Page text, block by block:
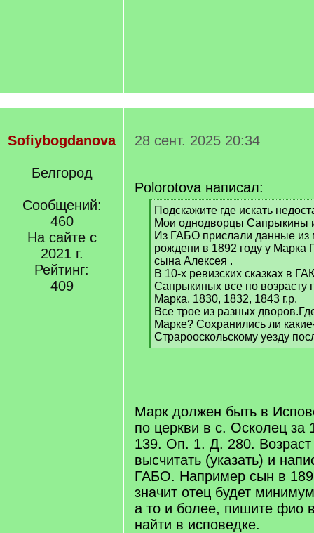
Sofiybogdanova
Белгород
Сообщений:
460
На сайте с
2021 г.
Рейтинг:
409
28 сент. 2025 20:34
Polorotova написал:
[
q
]
Подскажите где искать
Мои однодворцы Сапрыкины
Из ГАБО прислали данные из
рождени в 1892 году у Марка
сына Алексея .
В 10-х ревизских сказках в
Сапрыкиных все по возрасту
Марка. 1830, 1832, 1843 г.р.
Все трое из разных
Марке? Сохранились ли
Страрооскольскому уезду
[
Марк должен быть в
по церкви в с. Осколец за
139. Оп. 1. Д. 280.
высчитать (указать) и
ГАБО. Например сын в
значит отец будет
а то и более, пишите фио
найти в исповедке.